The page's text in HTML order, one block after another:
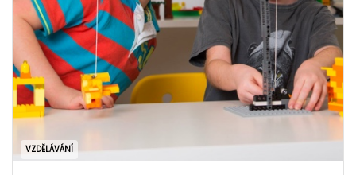
VZDĚLÁVÁNÍ